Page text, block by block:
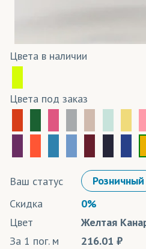
Цвета в наличии
Цвета под заказ
Ваш статус
Розничный
Скидка
0%
Цвет
Желтая
За 1 пог. м
216.01